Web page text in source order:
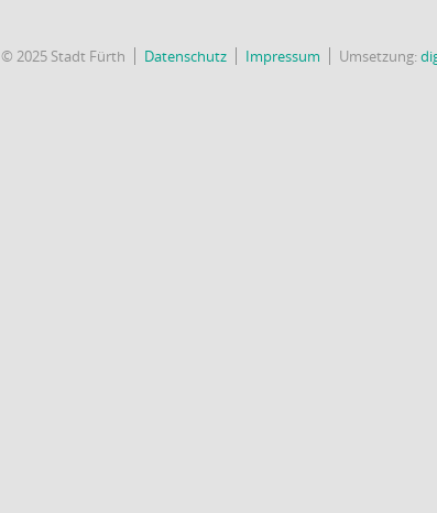
© 2025 Stadt Fürth Datenschutz Impressum Umsetzung: